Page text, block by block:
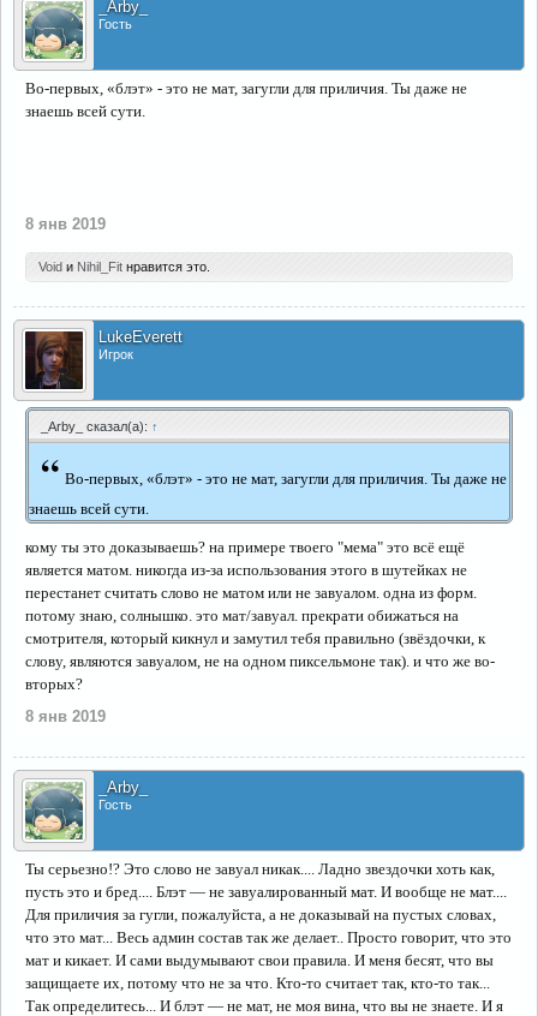
_Arby_
Гость
Во-первых, «блэт» - это не мат, загугли для приличия. Ты даже не
знаешь всей сути.
8 янв 2019
Void и Nihil_Fit нравится это.
LukeEverett
Игрок
_Arby_ сказал(а): ↑
“ Во-первых, «блэт» - это не мат, загугли для приличия. Ты даже не
знаешь всей сути.
кому ты это доказываешь? на примере твоего "мема" это всё ещё
является матом. никогда из-за использования этого в шутейках не
перестанет считать слово не матом или не завуалом. одна из форм.
потому знаю, солнышко. это мат/завуал. прекрати обижаться на
смотрителя, который кикнул и замутил тебя правильно (звёздочки, к
слову, являются завуалом, не на одном пиксельмоне так). и что же во-
вторых?
8 янв 2019
_Arby_
Гость
Ты серьезно!? Это слово не завуал никак.... Ладно звездочки хоть как,
пусть это и бред.... Блэт — не завуалированный мат. И вообще не мат....
Для приличия за гугли, пожалуйста, а не доказывай на пустых словах,
что это мат... Весь админ состав так же делает.. Просто говорит, что это
мат и кикает. И сами выдумывают свои правила. И меня бесят, что вы
защищаете их, потому что не за что. Кто-то считает так, кто-то так...
Так определитесь... И блэт — не мат, не моя вина, что вы не знаете. И я